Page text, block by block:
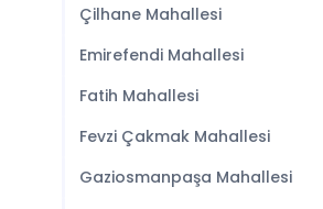
Çilhane Mahallesi
Emirefendi Mahallesi
Fatih Mahallesi
Fevzi Çakmak Mahallesi
Gaziosmanpaşa Mahallesi